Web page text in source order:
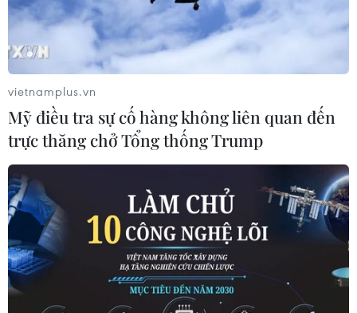
Syria thẳng thừng bác bỏ đề xuất quyền
tự trị cho phiến quân ở Aleppo
20/11/2016 12:19
Ngoại trưởng Syria cho biết Đặc phái viên Liên hợp
quốc về Syria đã đề xuất trao quyền tự trị cho các phiến
quân ở khu vực phía Đông Aleppo, tuy nhiên chính
vietnamplus.vn
Mỹ điều tra sự cố hàng không liên quan đến
trực thăng chở Tổng thống Trump